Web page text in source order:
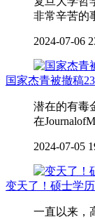
非常辛苦的
2024-07-06
国家杰青被撤稿
潜在的有毒
在
2024-07-05
变天了！硕士学
一直以来，